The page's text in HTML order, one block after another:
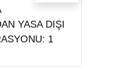
YASA DIŞI
1